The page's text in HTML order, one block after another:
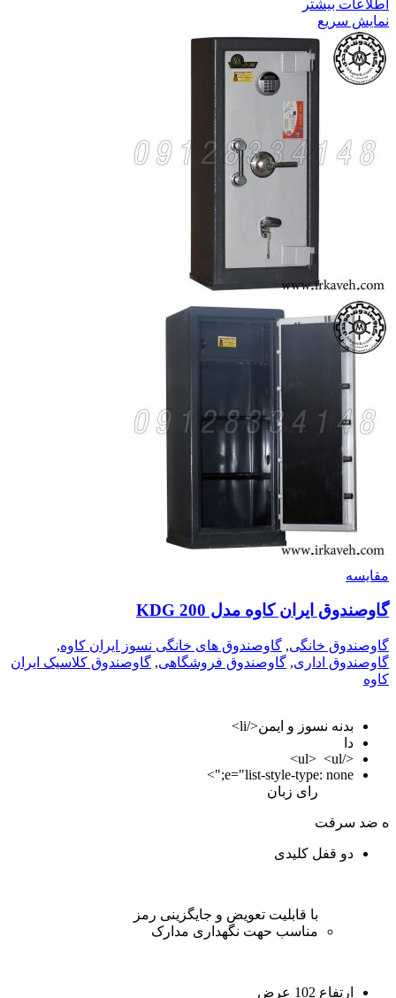
اطلاعات بیشتر
نمایش سریع
مقايسه
گاوصندوق ایران کاوه مدل 200 KDG
گاوصندوق خانگی, گاوصندوق های خانگی نسوز ایران کاوه,
گاوصندوق اداری, گاوصندوق فروشگاهی, گاوصندوق کلاسیک ایران
کاوه
بدنه نسوز و ایمن</li>
دا
</ul> <ul>
e="list-style-type: none;">
رای زبان
ه ضد سرقت
دو قفل کلیدی
با قابلیت تعویض و جایگزینی رمز
مناسب حهت نگهداری مدارک
ارتفاع 102 عرض